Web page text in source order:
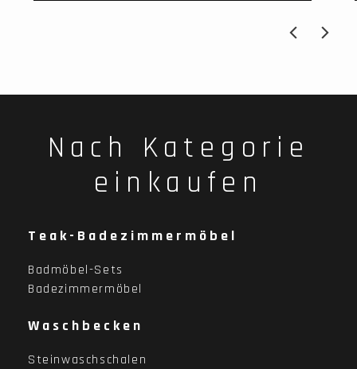
Nach Kategorie
einkaufen
Teak-Badezimmermöbel
Badmöbel-Sets
Badezimmermöbel
Waschbecken
Steinwaschschalen